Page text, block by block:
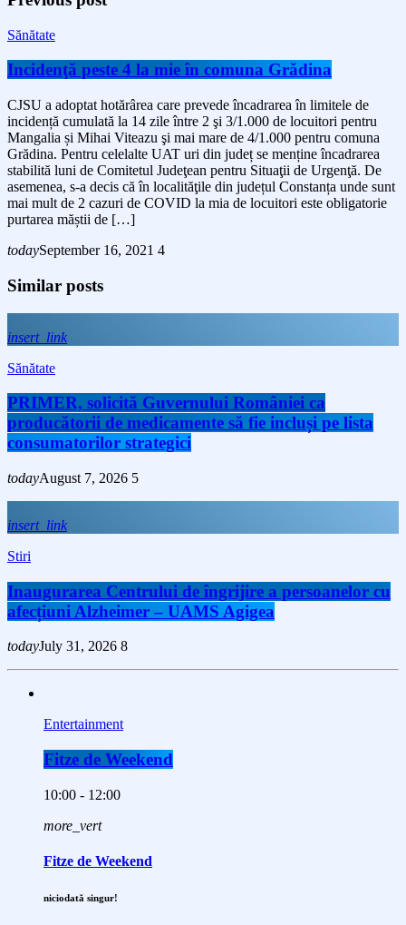
Sănătate
Incidenţă peste 4 la mie în comuna Grădina
CJSU a adoptat hotărârea care prevede încadrarea în limitele de
incidență cumulată la 14 zile între 2 şi 3/1.000 de locuitori pentru
Mangalia și Mihai Viteazu şi mai mare de 4/1.000 pentru comuna
Grădina. Pentru celelalte UAT uri din județ se menține încadrarea
stabilită luni de Comitetul Judeţean pentru Situaţii de Urgenţă. De
asemenea, s-a decis că în localităţile din județul Constanța unde sunt
mai mult de 2 cazuri de COVID la mia de locuitori este obligatorie
purtarea măștii de […]
todaySeptember 16, 2021 4
Similar posts
insert_link
Sănătate
PRIMER, solicită Guvernului României ca
producătorii de medicamente să fie incluși pe lista
consumatorilor strategici
todayAugust 7, 2026 5
insert_link
Stiri
Inaugurarea Centrului de îngrijire a persoanelor cu
afecțiuni Alzheimer – UAMS Agigea
todayJuly 31, 2026 8
Entertainment
Fitze de Weekend
10:00 - 12:00
more_vert
Fitze de Weekend
niciodată singur!